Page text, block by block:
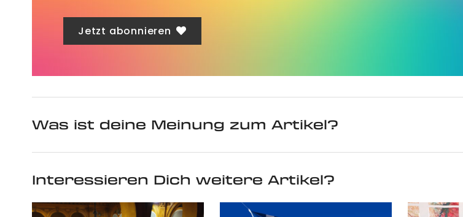
Jetzt abonnieren
Was ist deine Meinung zum Artikel?
Interessieren Dich weitere Artikel?